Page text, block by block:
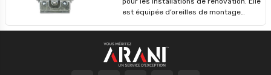
est équipée d’oreilles de montage
sur des cloisons sèches ou des murs
finis. Cette boîte comprend une pince
Loomex préinstallée, un embout
détachable au fond et quatre sorties